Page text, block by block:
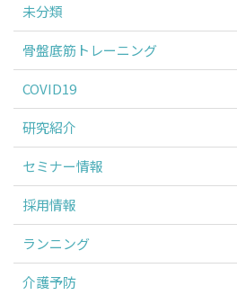
未分類
骨盤底筋トレーニング
COVID19
研究紹介
セミナー情報
採用情報
ランニング
介護予防